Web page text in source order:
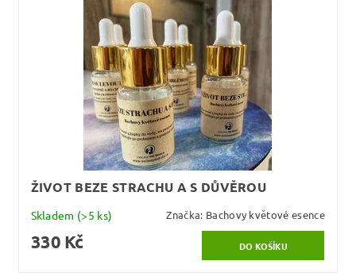
ŽIVOT BEZE STRACHU A S DŮVĚROU
Skladem (>5 ks) Značka: Bachovy květové esence
330 Kč